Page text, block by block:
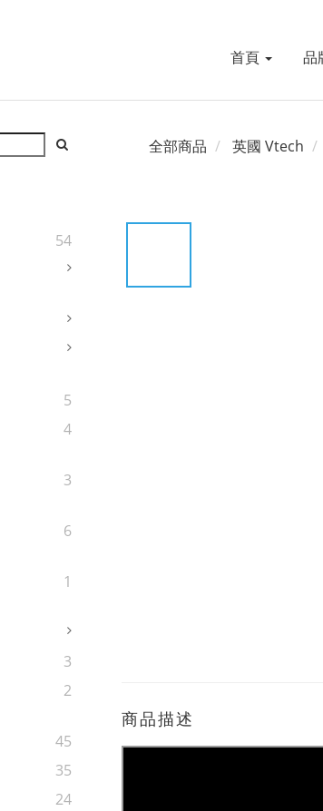
首頁 品
54
5
4
3
6
1
3
2
45
35
24
全部商品 英國 Vtech
商品描述